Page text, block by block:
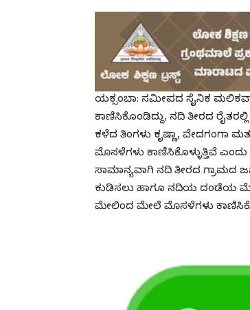
ಯಕ್ಸಂಬಾ: ಸಮೀಪದ ಸೈನಿಕ
ಕಾಣಿಸಿಕೊಂಡಿದ್ದು, ನದಿ ತೀರದ
ಕಳೆದ ತಿಂಗಳು ಕೃಷ್ಣಾ, ವೇದಗಂಗಾ
ಮೊಸಳೆಗಳು ಕಾಣಿಸಿಕೊಳ್ಳುತ್ತಿವೆ ಎಂದು
ಸಾಮಾನ್ಯವಾಗಿ ನದಿ ತೀರದ ಗ್ರಾಮದ
ಕುಡಿಸಲು ಹಾಗೂ ನದಿಯ ದಂಡೆಯ
ಮೇಲಿಂದ ಮೇಲೆ ಮೊಸಳೆಗಳು